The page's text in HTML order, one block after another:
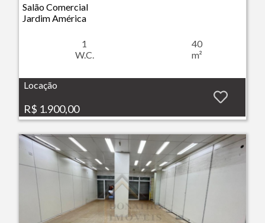
Salão Comercial
Jardim América
1
W.C.
40
m²
Locação
R$ 1.900,00